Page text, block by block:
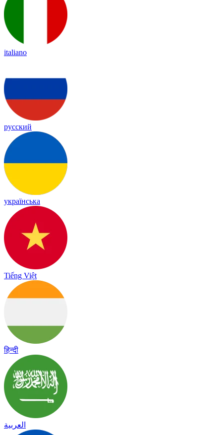
italiano
русский
українська
Tiếng Việt
हिन्दी
العربية